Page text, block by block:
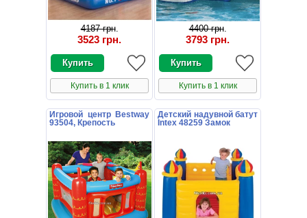
4187 грн.
3523 грн.
Купить в 1 клик
4400 грн.
3793 грн.
Купить в 1 клик
Игровой центр Bestway
93504, Крепость
Детский надувной батут
Intex 48259 Замок